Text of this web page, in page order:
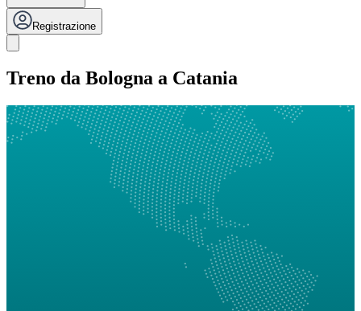
Registrazione
Treno da Bologna a Catania